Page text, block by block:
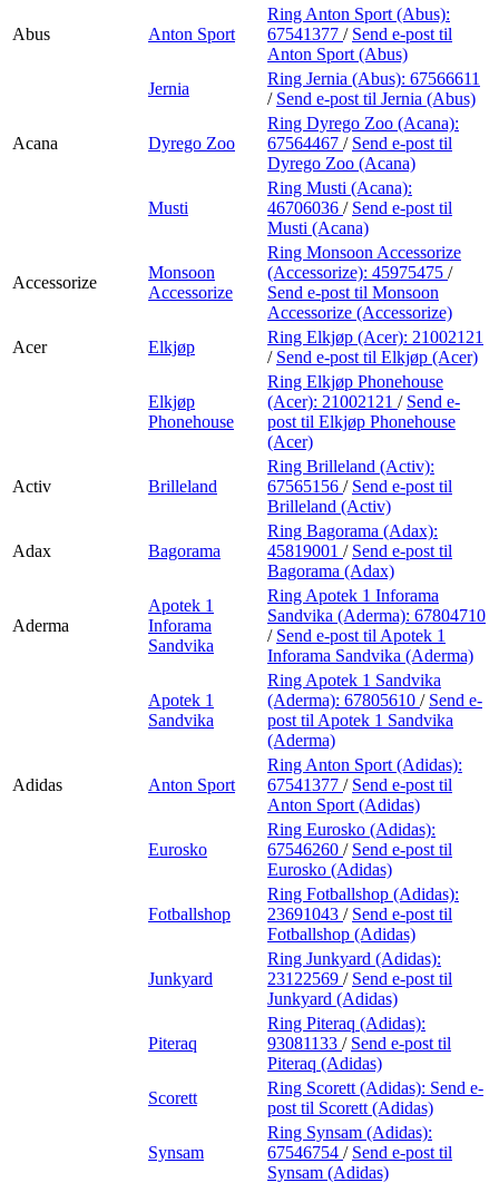
Abus Anton Sport
Ring Anton Sport (Abus):
67541377 / Send e-post til
Anton Sport (Abus)
Jernia
Ring Jernia (Abus): 67566611
/ Send e-post til Jernia (Abus)
Acana Dyrego Zoo
Ring Dyrego Zoo (Acana):
67564467 / Send e-post til
Dyrego Zoo (Acana)
Musti
Ring Musti (Acana):
46706036 / Send e-post til
Musti (Acana)
Accessorize
Monsoon
Accessorize
Ring Monsoon Accessorize
(Accessorize): 45975475 /
Send e-post til Monsoon
Accessorize (Accessorize)
Acer
Elkjøp
Ring Elkjøp (Acer): 21002121
/ Send e-post til Elkjøp (Acer)
Elkjøp
Phonehouse
Ring Elkjøp Phonehouse
(Acer): 21002121 / Send e-
post til Elkjøp Phonehouse
(Acer)
Activ Brilleland
Ring Brilleland (Activ):
67565156 / Send e-post til
Brilleland (Activ)
Adax Bagorama
Ring Bagorama (Adax):
45819001 / Send e-post til
Bagorama (Adax)
Aderma
Apotek 1
Inforama
Sandvika
Ring Apotek 1 Inforama
Sandvika (Aderma): 67804710
/ Send e-post til Apotek 1
Inforama Sandvika (Aderma)
Apotek 1
Sandvika
Ring Apotek 1 Sandvika
(Aderma): 67805610 / Send e-
post til Apotek 1 Sandvika
(Aderma)
Adidas Anton Sport
Ring Anton Sport (Adidas):
67541377 / Send e-post til
Anton Sport (Adidas)
Eurosko
Ring Eurosko (Adidas):
67546260 / Send e-post til
Eurosko (Adidas)
Fotballshop
Ring Fotballshop (Adidas):
23691043 / Send e-post til
Fotballshop (Adidas)
Junkyard
Ring Junkyard (Adidas):
23122569 / Send e-post til
Junkyard (Adidas)
Piteraq
Ring Piteraq (Adidas):
93081133 / Send e-post til
Piteraq (Adidas)
Scorett
Ring Scorett (Adidas): Send e-
post til Scorett (Adidas)
Synsam
Ring Synsam (Adidas):
67546754 / Send e-post til
Synsam (Adidas)